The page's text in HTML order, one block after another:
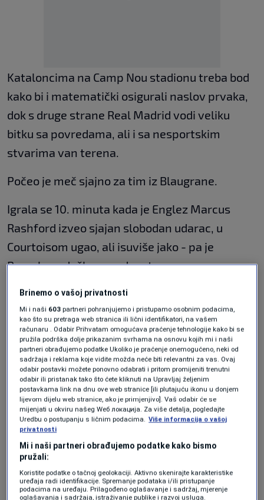
Kataloncima na Camp Nou stadionu treba bod
kako bi i matematički osigurali naslov prvaka,
dok s druge strane Real Madrid vodi veliku
bitku sa povredama, ali i sa nesportskim
stvarima van terena.
Počeo je meč sjajno za tim iz Blaugrane.
Igrala se 10. minuta kada je Englez Marcus
Rashford izveo sjajan slobodan udarac, u
Courtoisom ugao, ali isuviše jako - pa je
Barcelona došla u prednost.
Marcus Rashford golčinom digao
Camp nou na noge, domaći spremaju
slavljenički šampanjac... (VIDEO)
NOGOMET|10. maj.
Nije trebalo dugo Kataloncima da stignu i do
drugog gola.
Igrala se 18. minuta kada je Dani Olmo sjajno
ostavio petom za Ferrana Torresa, a ovaj
snažnim udarcem pogodio same rašlje gola
Thibauta Courtoisa.
Brinemo o vašoj privatnosti
Mi i naši 603 partneri pohranjujemo i pristupamo osobnim podacima,
kao što su pretraga web stranica ili lični identifikatori, na vašem
računaru . Odabir Prihvatam omogućava praćenje tehnologije kako bi se
pružila podrška dolje prikazanim svrhama na osnovu kojih mi i naši
partneri obrađujemo podatke Ukoliko je praćenje onemogućeno, neki od
sadržaja i reklama koje vidite možda neće biti relevantni za vas. Ovaj
odabir postavki možete ponovno odabrati i pritom promijeniti trenutni
odabir ili pristanak tako što ćete kliknuti na Upravljaj željenim
postavkama link na dnu ove web stranice [ili plutajuću ikonu u donjem
lijevom dijelu web stranice, ako je primjenjivo]. Vaš odabir će se
mijenjati u okviru našeg Wеб локација. Za više detalja, pogledajte
Uredbu o postupanju s ličnim podacima. Više informacija o vašoj
privatnosti
Mi i naši partneri obrađujemo podatke kako bismo
pružali:
Koristite podatke o tačnoj geolokaciji. Aktivno skenirajte karakteristike
uređaja radi identifikacije. Spremanje podataka i/ili pristupanje
podacima na uređaju. Prilagođeno oglašavanje i sadržaj, mjerenje
oglašavanja i sadržaja, istraživanje publike i razvoj usluga.